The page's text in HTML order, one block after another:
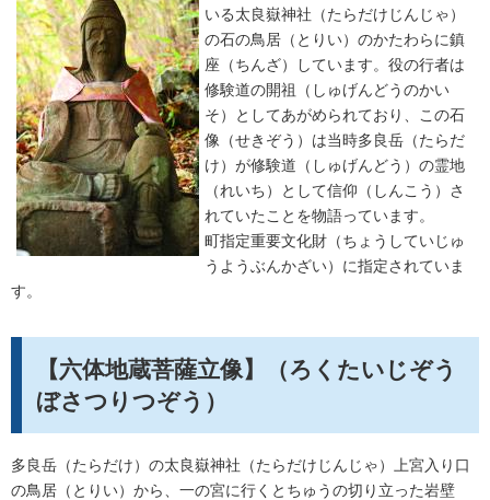
いる太良嶽神社（たらだけじんじゃ）
の石の鳥居（とりい）のかたわらに鎮
座（ちんざ）しています。役の行者は
修験道の開祖（しゅげんどうのかい
そ）としてあがめられており、この石
像（せきぞう）は当時多良岳（たらだ
け）が修験道（しゅげんどう）の霊地
（れいち）として信仰（しんこう）さ
れていたことを物語っています。
町指定重要文化財（ちょうしていじゅ
うようぶんかざい）に指定されていま
す。
【六体地蔵菩薩立像】（ろくたいじぞう
ぼさつりつぞう）
多良岳（たらだけ）の太良嶽神社（たらだけじんじゃ）上宮入り口
の鳥居（とりい）から、一の宮に行くとちゅうの切り立った岩壁